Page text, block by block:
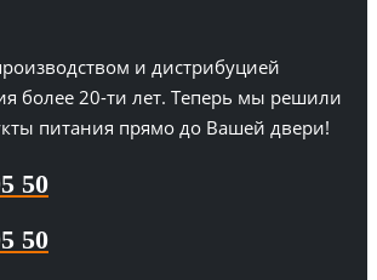
и дистрибуцией
более 20-ти лет. Теперь мы решили
питания прямо до Вашей двери!
50
50